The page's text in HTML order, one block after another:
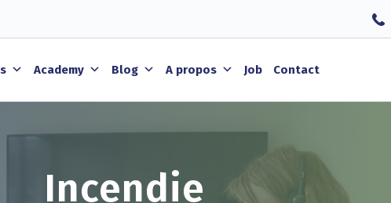
Academy Blog A propos Job Contact
Incendie